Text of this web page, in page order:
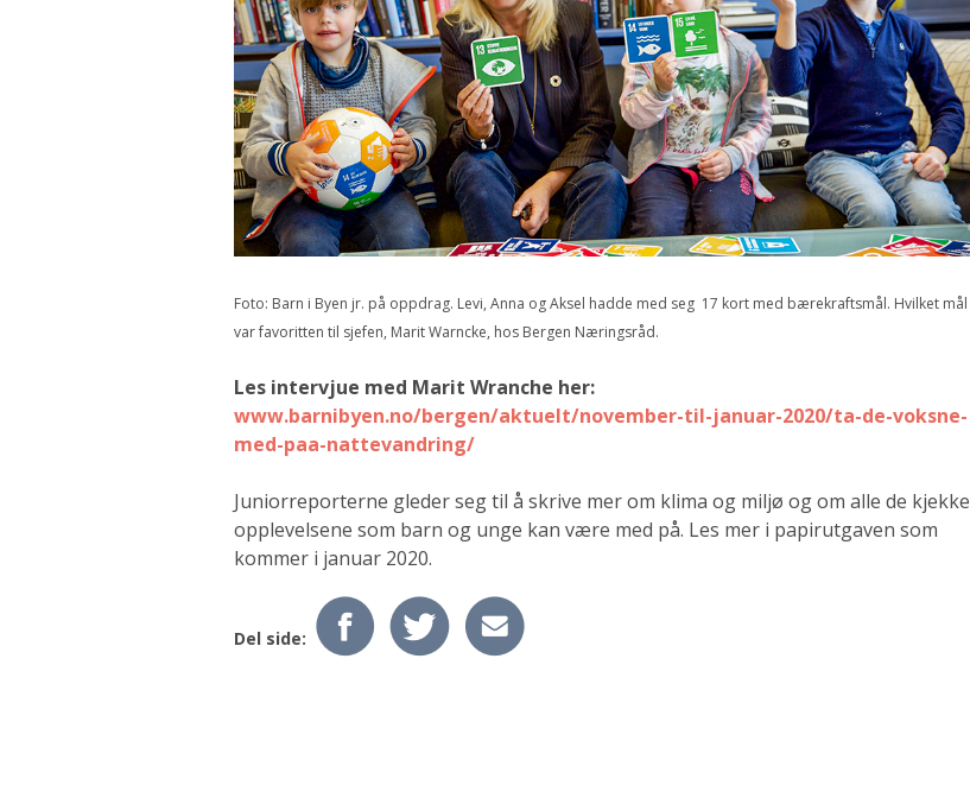
Foto: Barn i Byen jr. på oppdrag. Levi, Anna og Aksel hadde med seg 17 kort med bærekraftsmål. Hvilket mål
var favoritten til sjefen, Marit Warncke, hos Bergen Næringsråd.
Les intervjue med Marit Wranche her:
www.barnibyen.no/bergen/aktuelt/november-til-januar-2020/ta-de-voksne-
med-paa-nattevandring/
Juniorreporterne gleder seg til å skrive mer om klima og miljø og om alle de kjekke
opplevelsene som barn og unge kan være med på. Les mer i papirutgaven som
kommer i januar 2020.
Del side: